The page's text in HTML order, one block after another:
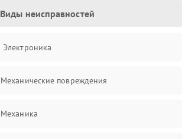
Виды неисправностей
Электроника
Механические повреждения
Механика